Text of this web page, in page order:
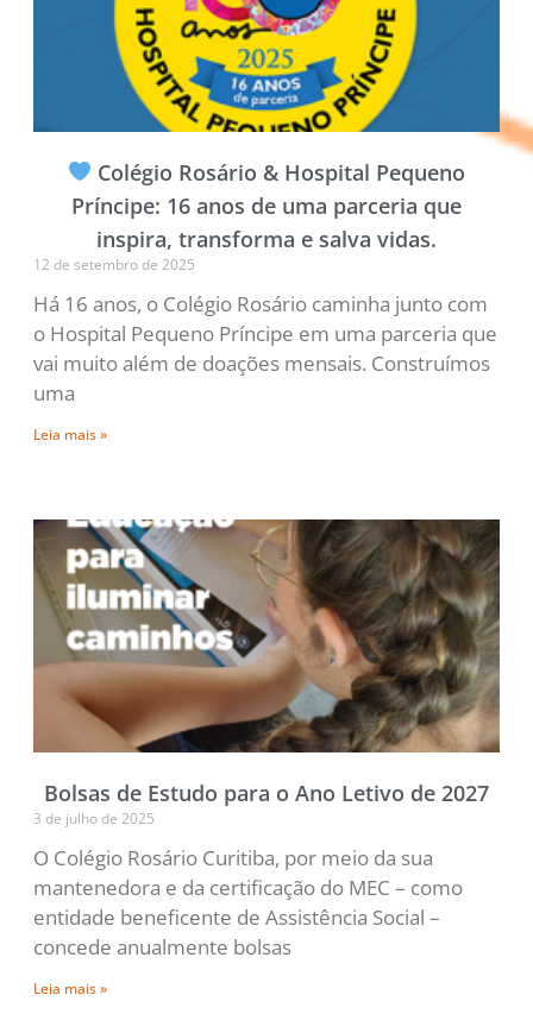
Colégio Rosário & Hospital Pequeno
Príncipe: 16 anos de uma parceria que
inspira, transforma e salva vidas.
12 de setembro de 2025
Há 16 anos, o Colégio Rosário caminha junto com
o Hospital Pequeno Príncipe em uma parceria que
vai muito além de doações mensais. Construímos
uma
Leia mais »
Bolsas de Estudo para o Ano Letivo de 2027
3 de julho de 2025
O Colégio Rosário Curitiba, por meio da sua
mantenedora e da certificação do MEC – como
entidade beneficente de Assistência Social –
concede anualmente bolsas
Leia mais »